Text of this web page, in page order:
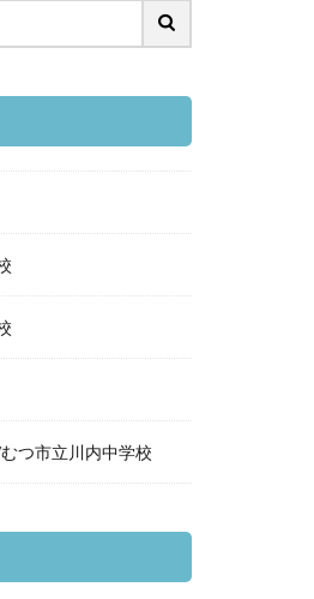
つ市立川内中学校